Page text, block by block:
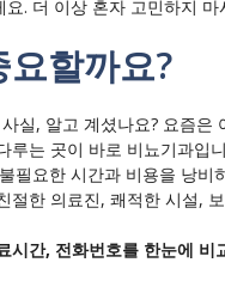
. 더 이상 혼자 고민하지
할까요?
실, 알고 계셨나요? 요즘은
는 곳이 바로 비뇨기과입
필요한 시간과 비용을 낭비
한 의료진, 쾌적한 시설,
시간, 전화번호를 한눈에